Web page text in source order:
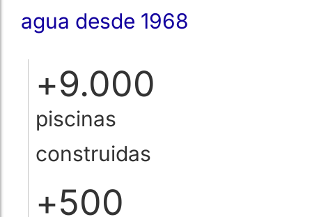
agua desde 1968
+9.000
piscinas
construidas
+500